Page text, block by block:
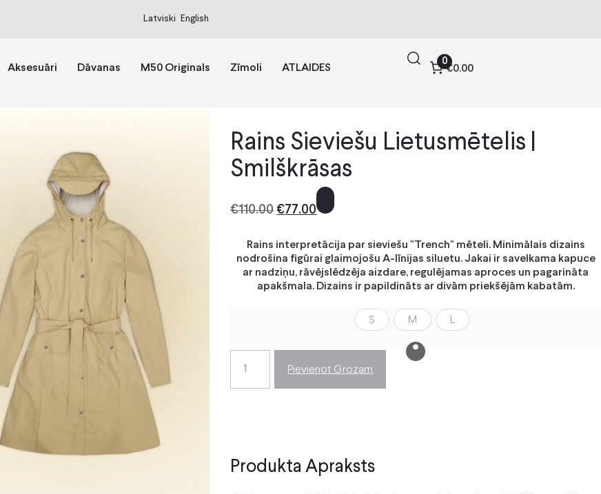
Latviski English
Aksesuāri Dāvanas M50 Originals Zīmoli ATLAIDES
0
€0.00
Rains Sieviešu Lietusmētelis |
Smilškrāsas
€110.00 €77.00
Rains interpretācija par sieviešu "Trench" mēteli. Minimālais dizains
nodrošina figūrai glaimojošu A-līnijas siluetu. Jakai ir savelkama kapuce
ar nadziņu, rāvējslēdzēja aizdare, regulējamas aproces un pagarināta
apakšmala. Dizains ir papildināts ar divām priekšējām kabatām.
S M
Pievienot Grozam
Produkta Apraksts